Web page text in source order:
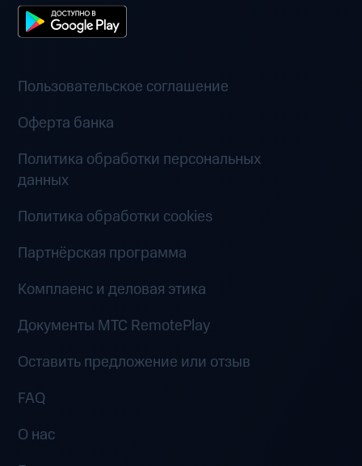
Пользовательское соглашение
Оферта банка
Политика обработки персональных
данных
Политика обработки cookies
Партнёрская программа
Комплаенс и деловая этика
Документы MTC RemotePlay
Оставить предложение или отзыв
FAQ
О нас